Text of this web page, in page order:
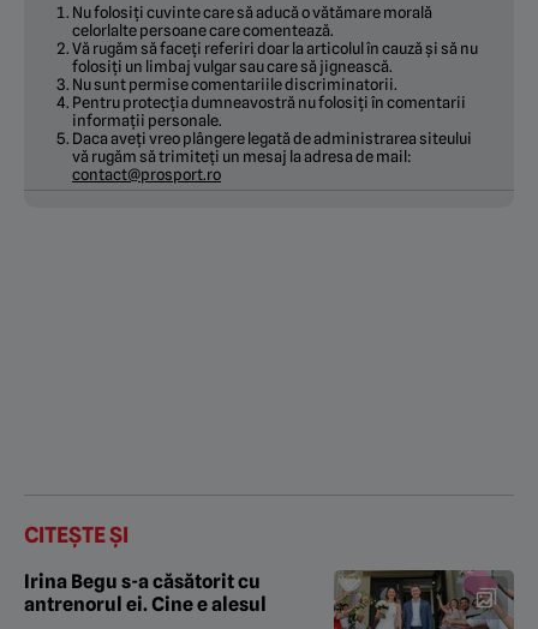
Nu folosiți cuvinte care să aducă o vătămare morală
celorlalte persoane care comentează.
Vă rugăm să faceți referiri doar la articolul în cauză și să nu
folosiți un limbaj vulgar sau care să jignească.
Nu sunt permise comentariile discriminatorii.
Pentru protecția dumneavostră nu folosiți în comentarii
informații personale.
Daca aveți vreo plângere legată de administrarea siteului
vă rugăm să trimiteți un mesaj la adresa de mail:
contact@prosport.ro
CITEȘTE ȘI
Irina Begu s-a căsătorit cu
antrenorul ei. Cine e alesul